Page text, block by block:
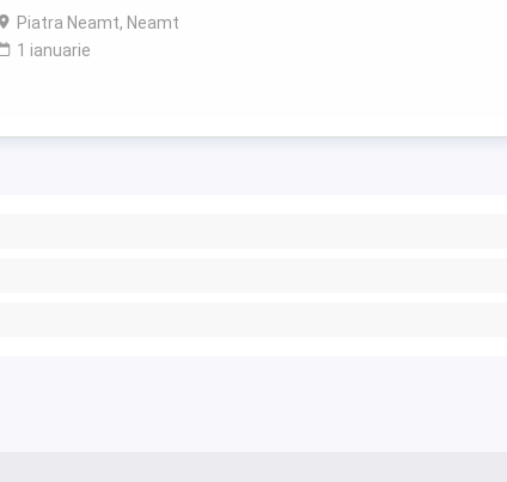
pensionare sau care mai lucreaza in alta ...
Piatra Neamt, Neamt
1 ianuarie